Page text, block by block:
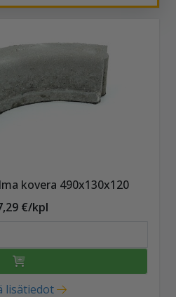
kovera 490x130x120
€/kpl
lisätiedot